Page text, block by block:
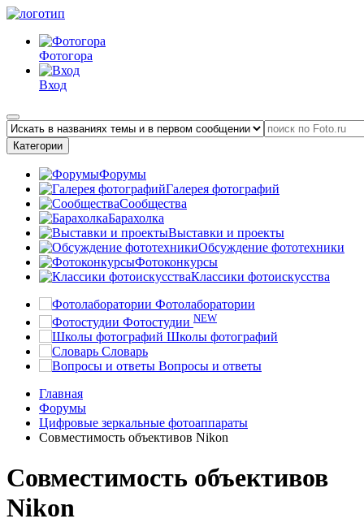
Фотогора
Вход
Категории
Форумы
Галерея фотографий
Сообщества
Барахолка
Выставки и проекты
Обсуждение фототехники
Фотоконкурсы
Классики фотоискусства
Фотолаборатории
Фотостудии NEW
Школы фотографий
Словарь
Вопросы и ответы
Главная
Форумы
Цифровые зеркальные фотоаппараты
Совместимость объективов Nikon
Совместимость объективов
Nikon